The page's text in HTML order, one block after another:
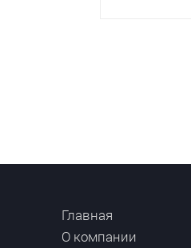
Главная
О компании